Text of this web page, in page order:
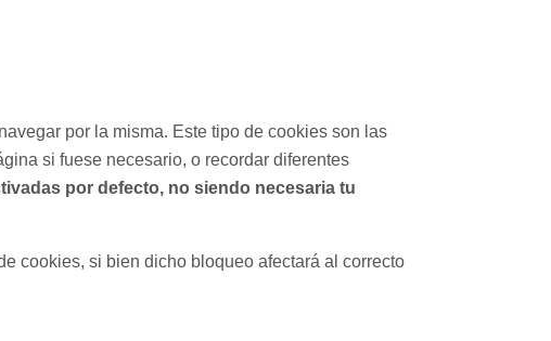
por la misma. Este tipo de cookies son las
si fuese necesario, o recordar diferentes
por defecto, no siendo necesaria tu
cookies, si bien dicho bloqueo afectará al correcto